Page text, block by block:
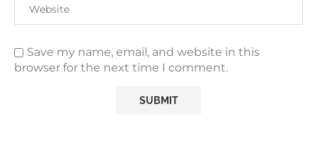
Save my name, email, and website in this
browser for the next time I comment.